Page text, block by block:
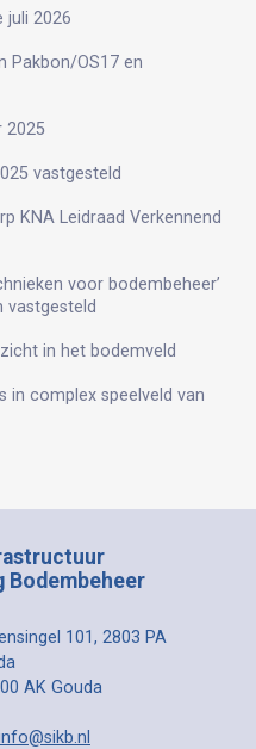
juli 2026
Pakbon/OS17 en
2025
vastgesteld
KNA Leidraad Verkennend
voor bodembeheer’
vastgesteld
in het bodemveld
in complex speelveld van
Bodembeheer
101, 2803 PA
AK Gouda